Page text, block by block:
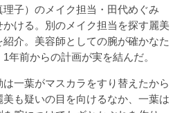
子）のメイク担当・田代めぐみ
かける。別のメイク担当を探す麗美
介。美容師としての腕が確かなた
年前からの計画が実を結んだ。
一葉がマスカラをすり替えたから
も疑いの目を向けるなか、一葉は